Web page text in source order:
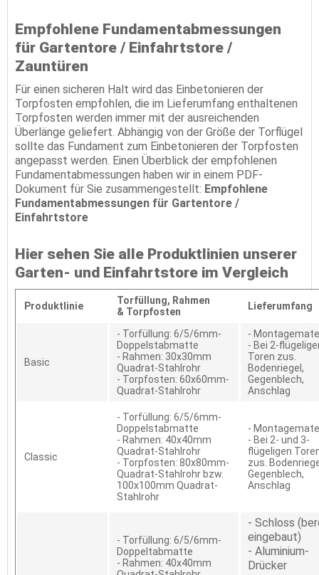
Empfohlene Fundamentabmessungen
für Gartentore / Einfahrtstore /
Zauntüren
Für einen sicheren Halt wird das Einbetonieren der
Torpfosten empfohlen, die im Lieferumfang enthaltenen
Torpfosten werden immer mit der ausreichenden
Überlänge geliefert. Abhängig von der Größe der Torflügel
sollte das Fundament zum Einbetonieren der Torpfosten
angepasst werden. Einen Überblick der empfohlenen
Fundamentabmessungen haben wir in einem PDF-
Dokument für Sie zusammengestellt: Empfohlene
Fundamentabmessungen für Gartentore /
Einfahrtstore
Hier sehen Sie alle Produktlinien unserer
Garten- und Einfahrtstore im Vergleich
Produktlinie Torfüllung, Rahmen
& Torpfosten Lieferumfang
Basic
- Torfüllung: 6/5/6mm-
Doppelstabmatte
- Rahmen: 30x30mm
Quadrat-Stahlrohr
- Torpfosten: 60x60mm-
Quadrat-Stahlrohr
-
- Bei 2-
Toren zus.
Bodenriegel,
Gegenblech,
Anschlag
Classic
- Torfüllung: 6/5/6mm-
Doppelstabmatte
- Rahmen: 40x40mm
Quadrat-Stahlrohr
- Torpfosten: 80x80mm-
Quadrat-Stahlrohr bzw.
100x100mm Quadrat-
Stahlrohr
-
- Bei 2- und 3-
flügeligen
zus.
Gegenblech,
Anschlag
- Torfüllung: 6/5/6mm-
Doppeltabmatte
- Rahmen: 40x40mm
- Schloss
eingebaut)
- Aluminium-
Drücker